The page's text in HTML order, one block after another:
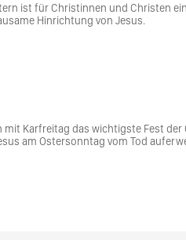
ist für Christinnen und Christen
Hinrichtung von Jesus.
mit Karfreitag das wichtigste Fest
am Ostersonntag vom Tod